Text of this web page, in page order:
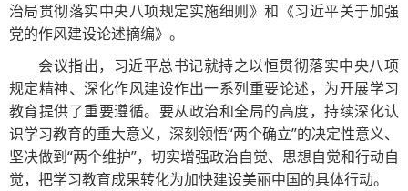
治局贯彻落实中央八项规定实施细则》和《习近平关于加强
党的作风建设论述摘编》。
会议指出，习近平总书记就持之以恒贯彻落实中央八项
规定精神、深化作风建设作出一系列重要论述，为开展学习
教育提供了重要遵循。要从政治和全局的高度，持续深化认
识学习教育的重大意义，深刻领悟“两个确立”的决定性意义、
坚决做到“两个维护”，切实增强政治自觉、思想自觉和行动自
觉，把学习教育成果转化为加快建设美丽中国的具体行动。